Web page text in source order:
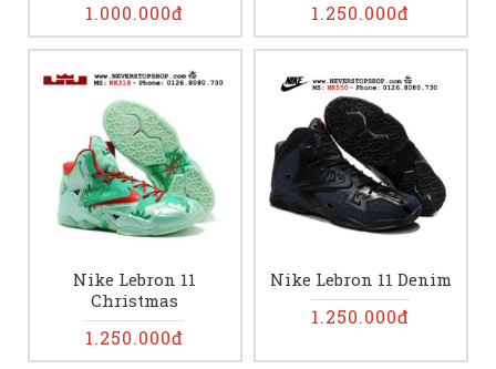
1.000.000đ 1.250.000đ
Nike Lebron 11
Christmas
1.250.000đ
Nike Lebron 11 Denim
1.250.000đ